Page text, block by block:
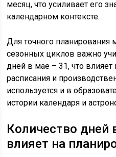
месяц, что усиливает его
календарном контексте.
Для точного планирования
сезонных циклов важно
дней в мае – 31, что
расписания и
используется и в
истории календаря и
Количество дней
влияет на